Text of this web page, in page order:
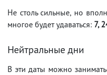
Не столь сильные, но
многое будет удаваться: 7,
Нейтральные дни
В эти даты можно